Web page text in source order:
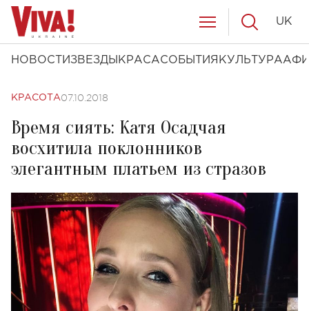
НОВОСТИ ЗВЕЗДЫ КРАСАСОБЫТИЯ КУЛЬТУРА
UK
КРАСОТА07.10.2018
Время сиять: Катя Осадчая
восхитила поклонников
элегантным платьем из стразов